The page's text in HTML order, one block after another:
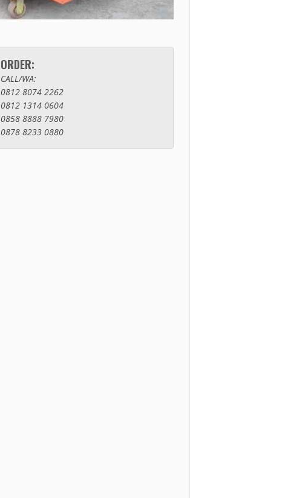
ORDER:
CALL/WA:
0812 8074 2262
0812 1314 0604
0858 8888 7980
0878 8233 0880